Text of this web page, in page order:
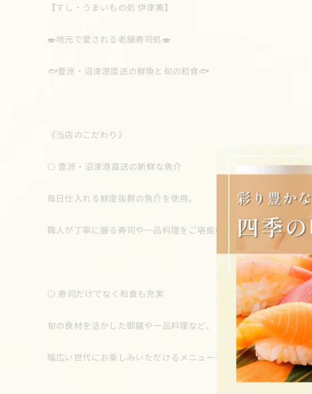
【すし・うまいもの処 伊津美】
🍣地元で愛される老舗寿司処🍣
🐟豊洲・沼津港直送の鮮魚と旬の和食🐟
《当店のこだわり》
⚪️ 豊洲・沼津港直送の新鮮な魚介
毎日仕入れる鮮度抜群の魚介を使用。
職人が丁寧に握る寿司や一品料理をご堪能いただけます。
⚪️ 寿司だけでなく和食も充実
旬の食材を活かした御膳や一品料理など、
幅広い世代にお楽しみいただけるメニューをご用意しております。